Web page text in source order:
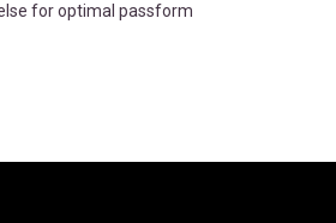
for optimal passform